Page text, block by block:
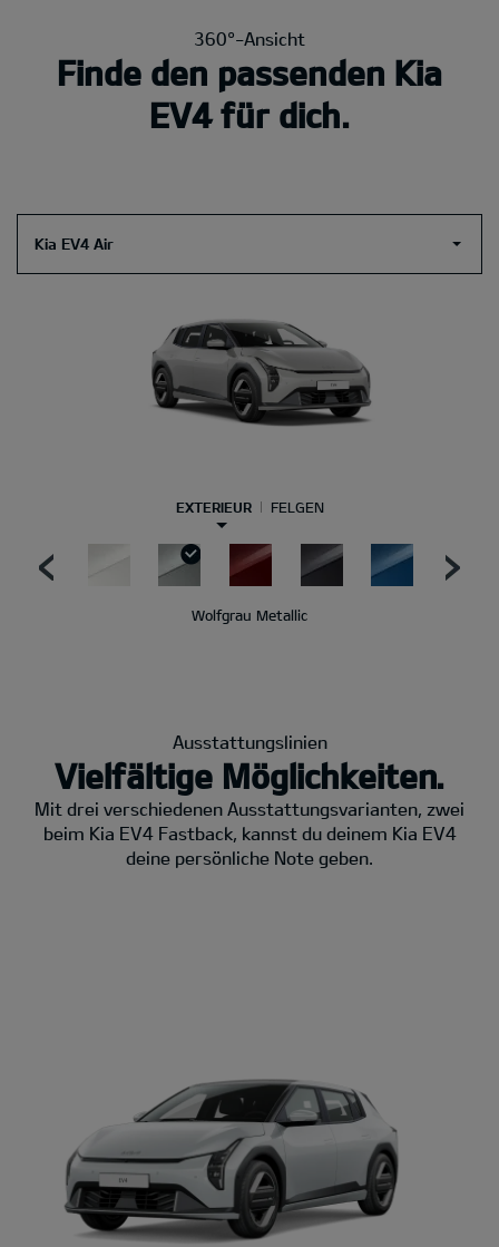
360°-Ansicht
Finde den passenden Kia
EV4 für dich.
Kia EV4 Air
EXTERIEUR FELGEN
Wolfgrau Metallic
Ausstattungslinien
Vielfältige Möglichkeiten.
Mit drei verschiedenen Ausstattungsvarianten, zwei
beim Kia EV4 Fastback, kannst du deinem Kia EV4
deine persönliche Note geben.